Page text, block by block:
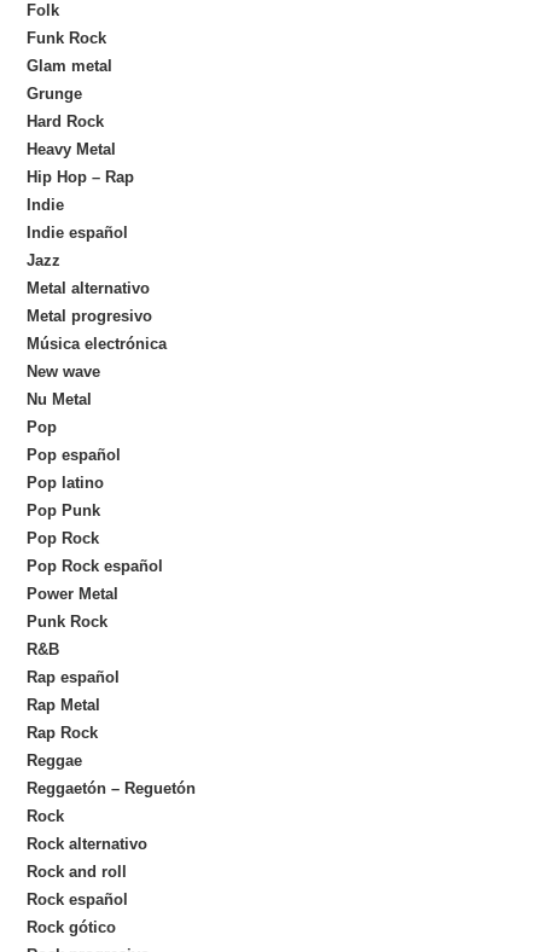
Folk
Funk Rock
Glam metal
Grunge
Hard Rock
Heavy Metal
Hip Hop – Rap
Indie
Indie español
Jazz
Metal alternativo
Metal progresivo
Música electrónica
New wave
Nu Metal
Pop
Pop español
Pop latino
Pop Punk
Pop Rock
Pop Rock español
Power Metal
Punk Rock
R&B
Rap español
Rap Metal
Rap Rock
Reggae
Reggaetón – Reguetón
Rock
Rock alternativo
Rock and roll
Rock español
Rock gótico